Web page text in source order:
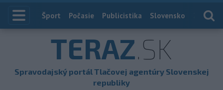
Index
Šport Počasie Publicistika Slovensko
TERAZ.SK
Spravodajský portál Tlačovej agentúry Slovenskej
republiky